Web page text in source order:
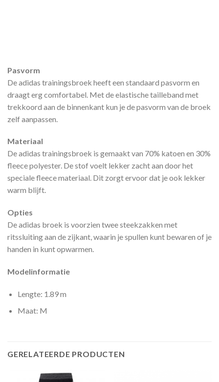
Pasvorm
De adidas trainingsbroek heeft een standaard pasvorm en
draagt erg comfortabel. Met de elastische tailleband met
trekkoord aan de binnenkant kun je de pasvorm van de broek
zelf aanpassen.
Materiaal
De adidas trainingsbroek is gemaakt van 70% katoen en 30%
fleece polyester. De stof voelt lekker zacht aan door het
speciale fleece materiaal. Dit zorgt ervoor dat je ook lekker
warm blijft.
Opties
De adidas broek is voorzien twee steekzakken met
ritssluiting aan de zijkant, waarin je spullen kunt bewaren of je
handen in kunt opwarmen.
Modelinformatie
Lengte: 1.89 m
Maat: M
GERELATEERDE PRODUCTEN